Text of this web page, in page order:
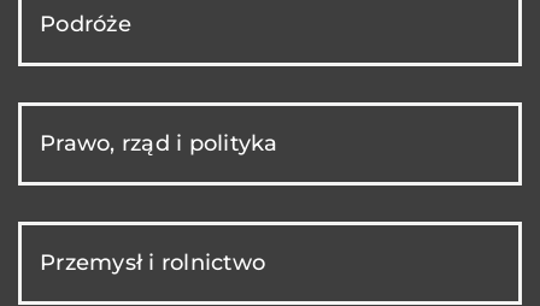
Podróże
Prawo, rząd i polityka
Przemysł i rolnictwo